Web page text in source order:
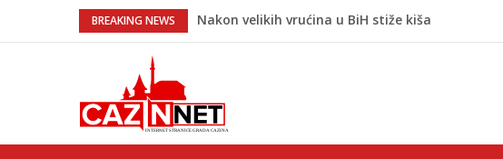
BREAKING NEWS
Nakon velikih vrućina u BiH stiže kiša
Rekordnih 20,3 miliona KM ide za
Na Ahiret preselio Ćoralić (Asim) Ibrahim zv.